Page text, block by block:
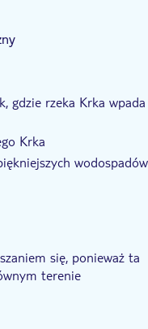
gdzie rzeka Krka wpada
Krka
wodospadów
ukochanymi plażami i
się, ponieważ ta
terenie